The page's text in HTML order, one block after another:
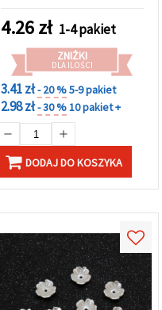
4.26zł 1-4 pakiet
ZNIŻKI
DLA ILOŚCI
3.41 zł- 20 %5-9 pakiet
2.98 zł- 30 %10 pakiet +
DODAJ DO KOSZYKA